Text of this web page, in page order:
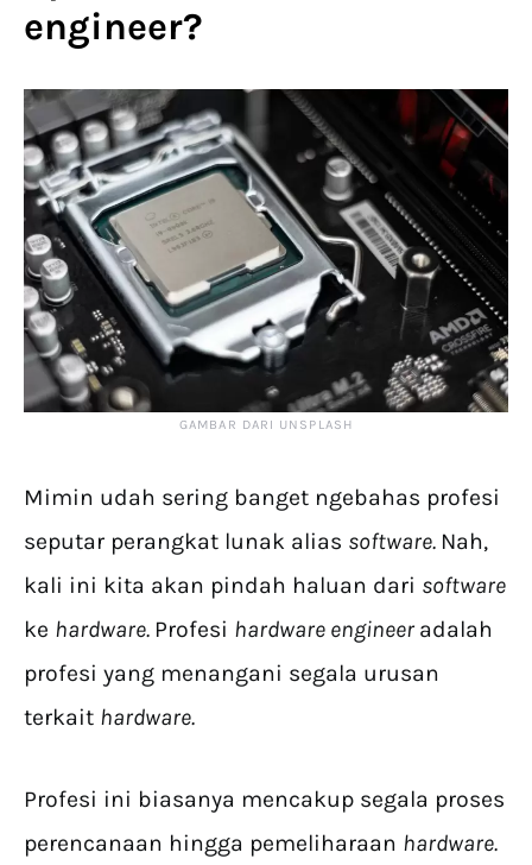
engineer?
GAMBAR DARI UNSPLASH
Mimin udah sering banget ngebahas profesi
seputar perangkat lunak alias software. Nah,
kali ini kita akan pindah haluan dari software
ke hardware. Profesi hardware engineer adalah
profesi yang menangani segala urusan
terkait hardware.
Profesi ini biasanya mencakup segala proses
perencanaan hingga pemeliharaan hardware.